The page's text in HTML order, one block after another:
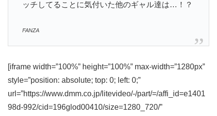
ッチしてることに気付いた他のギャル達は…！？
FANZA
[iframe width=”100%” height=”100%” max-width=”1280px”
style=”position: absolute; top: 0; left: 0;”
url=”https://www.dmm.co.jp/litevideo/-/part/=/affi_id=e1401
98d-992/cid=196glod00410/size=1280_720/”